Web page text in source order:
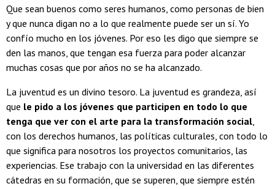
Que sean buenos como seres humanos, como personas de bien
y que nunca digan no a lo que realmente puede ser un sí. Yo
confío mucho en los jóvenes. Por eso les digo que siempre se
den las manos, que tengan esa fuerza para poder alcanzar
muchas cosas que por años no se ha alcanzado.
La juventud es un divino tesoro. La juventud es grandeza, así
que le pido a los jóvenes que participen en todo lo que
tenga que ver con el arte para la transformación social
con los derechos humanos, las políticas culturales, con todo lo
que significa para nosotros los proyectos comunitarios, las
experiencias. Ese trabajo con la universidad en las diferentes
cátedras en su formación, que se superen, que siempre estén